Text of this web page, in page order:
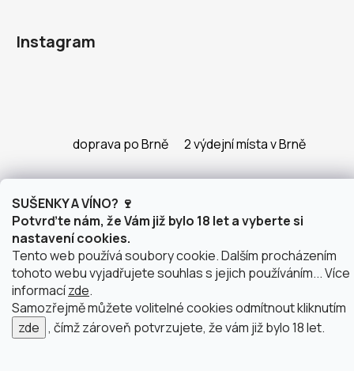
SUŠENKY A VÍNO? 🍷
Potvrďte nám, že Vám již bylo 18 let a vyberte si
nastavení cookies.
Tento web používá soubory cookie. Dalším procházením
tohoto webu vyjadřujete souhlas s jejich používáním... Více
informacízde.
Samozřejmě můžete volitelné cookies odmítnout kliknutím
zde , čímž zároveň potvrzujete, že vám již bylo 18 let.
Instagram
doprava po Brně 2 výdejní místa v Brně
Vytvořil Shoptet
Copyright 2026justWINE
Upravit nastavení cookies